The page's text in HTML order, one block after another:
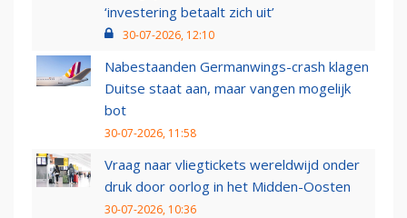
‘investering betaalt zich uit’
30-07-2026, 12:10
Nabestaanden Germanwings-crash klagen
Duitse staat aan, maar vangen mogelijk
bot
30-07-2026, 11:58
Vraag naar vliegtickets wereldwijd onder
druk door oorlog in het Midden-Oosten
30-07-2026, 10:36